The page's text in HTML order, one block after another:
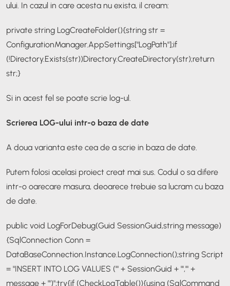
ului. In cazul in care acesta nu exista, il cream:
private string LogCreateFolder(){string str =
ConfigurationManager.AppSettings["LogPath"];if
(!Directory.Exists(str))Directory.CreateDirectory(str);return
str;}
Si in acest fel se poate scrie log-ul.
Scrierea LOG-ului intr-o baza de date
A doua varianta este cea de a scrie in baza de date.
Putem folosi acelasi proiect creat mai sus. Codul o sa difere
intr-o oarecare masura, deoarece trebuie sa lucram cu baza
de date.
public void LogForDebug(Guid SessionGuid,string message)
{SqlConnection Conn =
DataBaseConnection.Instance.LogConnection();string Script
= "INSERT INTO LOG VALUES ('" + SessionGuid + "','" +
message + "')";try{if (CheckLogTable()){using (SqlCommand